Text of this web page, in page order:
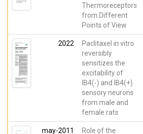
Thermoreceptors
from Different
Points of View
2022
Paclitaxel in vitro
reversibly
sensitizes the
excitability of
IB4(-) and IB4(+)
sensory neurons
from male and
female rats
may-2011 Role of the